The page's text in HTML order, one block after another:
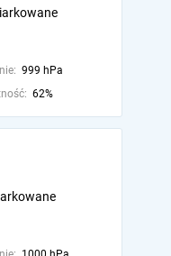
999 hPa
62%